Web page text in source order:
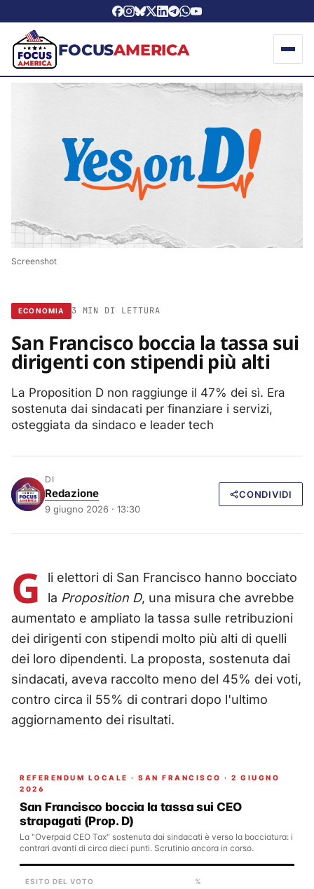
FOCUSAMERICA
Screenshot
ECONOMIA 3 MIN DI LETTURA
San Francisco boccia la tassa sui
dirigenti con stipendi più alti
La Proposition D non raggiunge il 47% dei sì. Era
sostenuta dai sindacati per finanziare i servizi,
osteggiata da sindaco e leader tech
DI
Redazione
9 giugno 2026 · 13:30
CONDIVIDI
G
li elettori di San Francisco hanno bocciato
la Proposition D, una misura che avrebbe
aumentato e ampliato la tassa sulle retribuzioni
dei dirigenti con stipendi molto più alti di quelli
dei loro dipendenti. La proposta, sostenuta dai
sindacati, aveva raccolto meno del 45% dei voti,
contro circa il 55% di contrari dopo l'ultimo
aggiornamento dei risultati.
REFERENDUM LOCALE · SAN FRANCISCO · 2 GIUGNO
2026
San Francisco boccia la tassa sui CEO
strapagati (Prop. D)
La "Overpaid CEO Tax" sostenuta dai sindacati è verso la bocciatura: i
contrari avanti di circa dieci punti. Scrutinio ancora in corso.
ESITO DEL VOTO %